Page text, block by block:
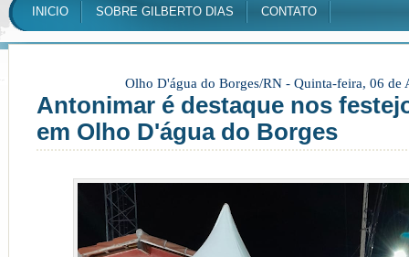
INICIO SOBRE GILBERTO DIAS CONTATO
Olho D'água do Borges/RN - Quinta-feira, 06 de
Antonimar é destaque nos
em Olho D'água do Borges